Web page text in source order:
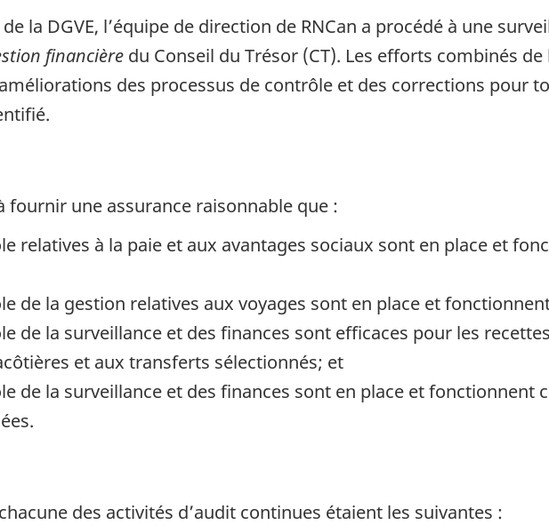
la DGVE, l’équipe de direction de RNCan a procédé à une
financière du Conseil du Trésor (CT). Les efforts combinés de
des processus de contrôle et des corrections pour
fournir une assurance raisonnable que :
relatives à la paie et aux avantages sociaux sont en place et
de la gestion relatives aux voyages sont en place et
de la surveillance et des finances sont efficaces pour les
et aux transferts sélectionnés; et
de la surveillance et des finances sont en place et fonctionnent
des activités d’audit continues étaient les suivantes :